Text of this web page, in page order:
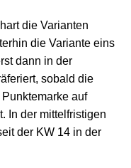
die Varianten
die Variante eins
dann in der
sobald die
auf
In der mittelfristigen
der KW 14 in der